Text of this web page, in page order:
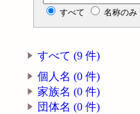
すべて 名称のみ
すべて (9 件)
個人名 (0 件)
家族名 (0 件)
団体名 (0 件)